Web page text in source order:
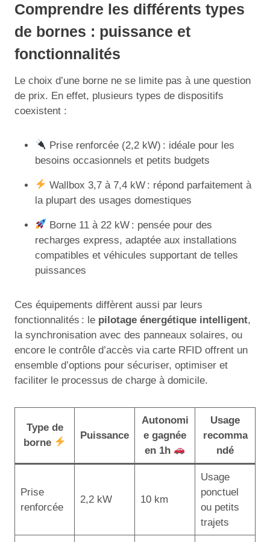
Comprendre les différents types
de bornes : puissance et
fonctionnalités
Le choix d’une borne ne se limite pas à une question
de prix. En effet, plusieurs types de dispositifs
coexistent :
Prise renforcée (2,2 kW) : idéale pour les
besoins occasionnels et petits budgets
Wallbox 3,7 à 7,4 kW : répond parfaitement à
la plupart des usages domestiques
Borne 11 à 22 kW : pensée pour des
recharges express, adaptée aux installations
compatibles et véhicules supportant de telles
puissances
Ces équipements diffèrent aussi par leurs
fonctionnalités : le pilotage énergétique intelligent,
la synchronisation avec des panneaux solaires, ou
encore le contrôle d’accès via carte RFID offrent un
ensemble d’options pour sécuriser, optimiser et
faciliter le processus de charge à domicile.
Type de
borne
Puissance
Autonomi
e gagnée
en 1h
Usage
recomma
ndé
Prise
renforcée
2,2 kW 10 km
Usage
ponctuel
ou petits
trajets